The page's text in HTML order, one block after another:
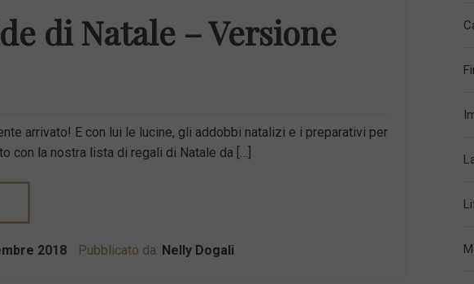
di Natale – Versione
arrivato! E con lui le lucine, gli addobbi natalizi e i preparativi per
con la nostra lista di regali di Natale da […]
2018 Pubblicato da: Nelly Dogali